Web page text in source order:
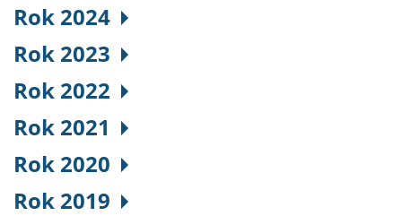
Rok 2024
Rok 2023
Rok 2022
Rok 2021
Rok 2020
Rok 2019